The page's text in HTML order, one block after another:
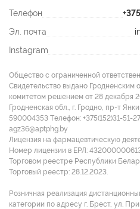
Телефон
Эл. почта
Instagram
Общество с ограниченной
Свидетельство выдано Гродненским
комитетом решением от 28 декабря
Гродненская обл., г. Гродно, пр-т
590004353 Tелефон: +375(152)31-51-
agz36@aptphg.by
Лицензия на фармацевтическую
Номер лицензии в ЕРЛ:
Торговом реестре Республики
Торговый реестр: 28.12.2023.
Розничная реализация
категории по адресу г. Брест, ул.